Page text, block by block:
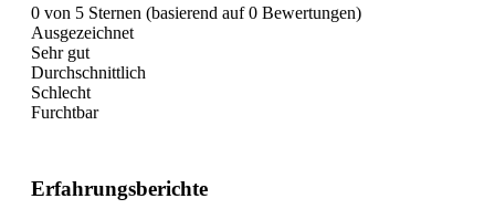
0 von 5 Sternen (basierend auf 0 Bewertungen)
Ausgezeichnet
Sehr gut
Durchschnittlich
Schlecht
Furchtbar
Erfahrungsberichte